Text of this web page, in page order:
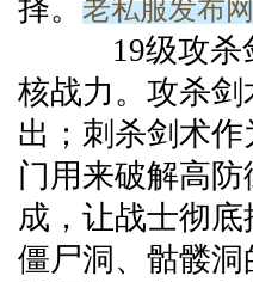
择。 老私服发布网
19级攻杀剑
核战力。攻杀
出；刺杀剑术
门用来破解高
成，让战士彻
僵尸洞、骷髅